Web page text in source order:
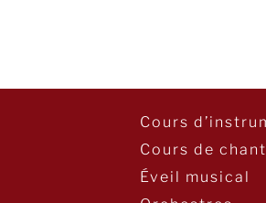
Cours
Cours de chant
Éveil musical